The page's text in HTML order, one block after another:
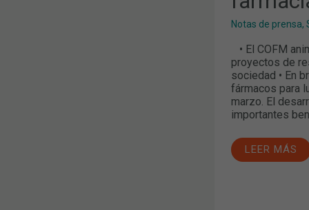
Notas de prensa,
• El COFM
proyectos de
sociedad • En
fármacos para
marzo. El
importantes
SANITARIO
LEER MÁS